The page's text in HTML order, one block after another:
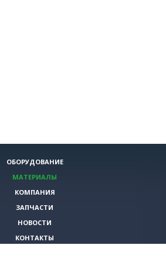
ОБОРУДОВАНИЕ
МАТЕРИАЛЫ
КОМПАНИЯ
ЗАПЧАСТИ
НОВОСТИ
КОНТАКТЫ